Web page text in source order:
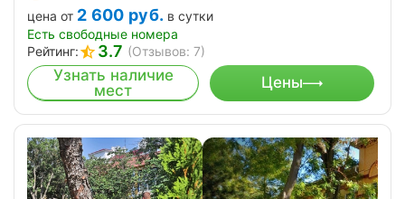
цена от 2 600 руб. в сутки
Есть свободные номера
Рейтинг:
3.7 (Отзывов: 7)
Узнать наличие
мест
Цены